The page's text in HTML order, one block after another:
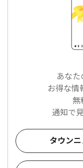
あなた
お得な情
無
通知で
タウン